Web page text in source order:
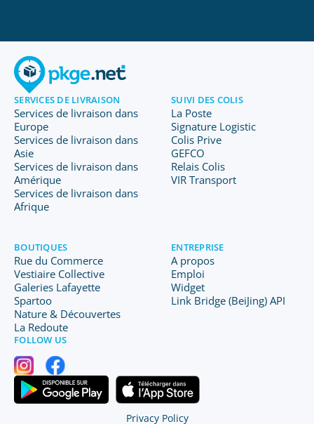
SERVICES DE LIVRAISON
Services de livraison dans
Europe
Services de livraison dans
Asie
Services de livraison dans
Amérique
Services de livraison dans
Afrique
SUIVI DES COLIS
La Poste
Signature Logistic
Colis Prive
GEFCO
Relais Colis
VIR Transport
BOUTIQUES
Rue du Commerce
Vestiaire Collective
Galeries Lafayette
Spartoo
Nature & Découvertes
La Redoute
ENTREPRISE
A propos
Emploi
Widget
Link Bridge (BeiJing) API
FOLLOW US
Privacy Policy